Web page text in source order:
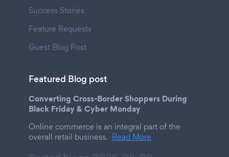
Success Stories
Feature Requests
Guest Blog Post
Featured Blog post
Converting Cross-Border Shoppers During
Black Friday & Cyber Monday
Online commerce is an integral part of the
overall retail business. Read More